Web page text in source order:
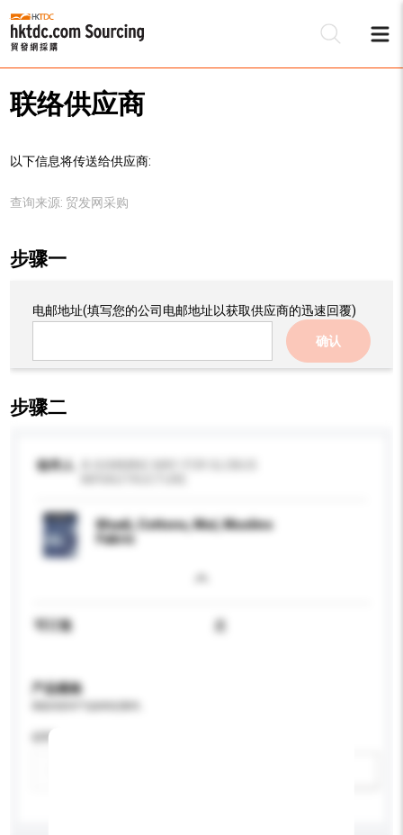
联络供应商
以下信息将传送给供应商:
查询来源: 贸发网采购
步骤一
电邮地址(填写您的公司电邮地址以获取供应商的迅速回覆)
确认
步骤二
收件人
Khadi, Cottons, Mul, Muslins
Fabric
可订造 是
产品规格
材料